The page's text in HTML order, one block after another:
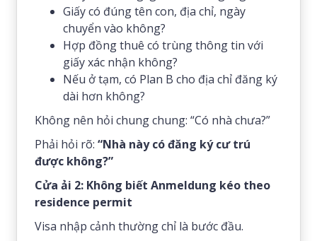
Giấy có đúng tên con, địa chỉ, ngày
chuyển vào không?
Hợp đồng thuê có trùng thông tin với
giấy xác nhận không?
Nếu ở tạm, có Plan B cho địa chỉ đăng ký
dài hơn không?
Không nên hỏi chung chung: “Có nhà chưa?”
Phải hỏi rõ:“Nhà này có đăng ký cư trú
được không?”
Cửa ải 2: Không biết Anmeldung kéo theo
residence permit
Visa nhập cảnh thường chỉ là bước đầu.